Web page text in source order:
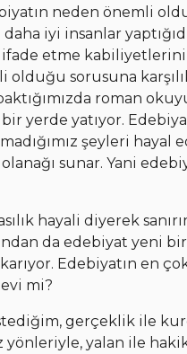
neden önemli
iyi insanlar
etme
olduğu sorusuna
roman
yerde yatıyor.
şeyleri
sunar. Yani
hayali diyerek
da edebiyat yeni
Edebiyatın
mi?
gerçeklik ile
yalan ile